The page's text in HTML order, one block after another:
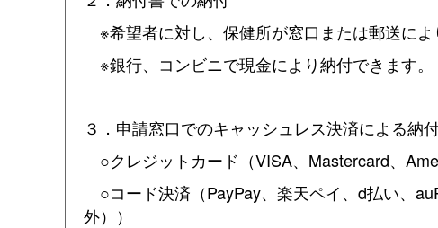
※希望者に対し、保健所が窓口または郵送によ
※銀行、コンビニで現金により納付できます。
３．申請窓口でのキャッシュレス決済による納
○クレジットカード（VISA、Mastercard、
○コード決済（PayPay、楽天ペイ、d払い、
外））